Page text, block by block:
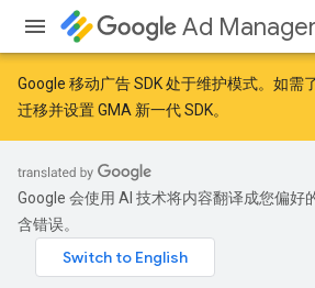
Ad
Google 移动广告 SDK 处于维护模式。如需
迁移并设置 GMA 新一代 SDK。
Google 会使用 AI 技术将内容翻译成您偏好
含错误。